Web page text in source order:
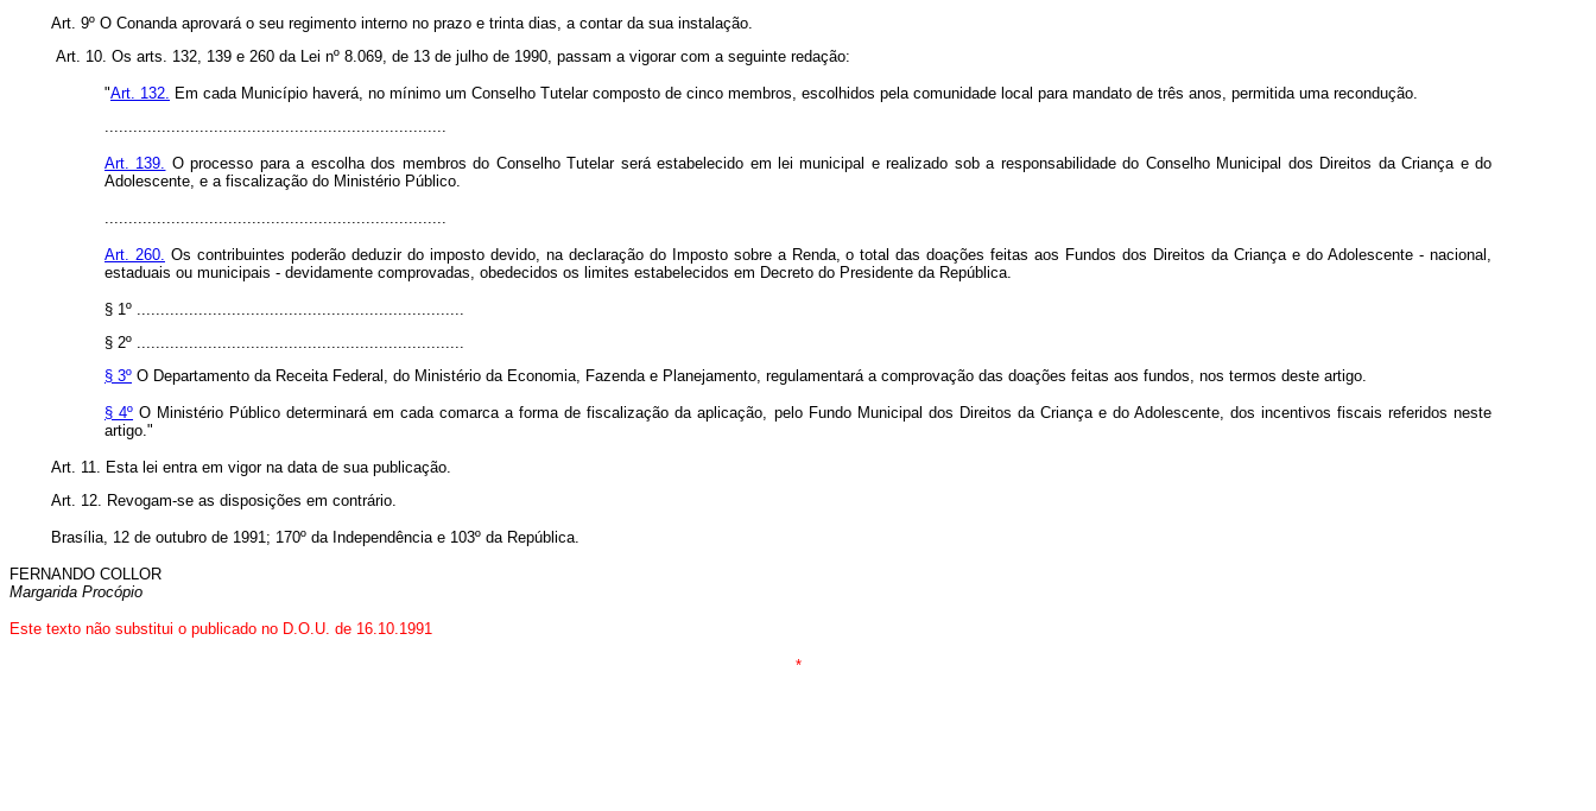
Art. 9º O Conanda aprovará o seu regimento interno no prazo e trinta dias, a contar da sua instalação.
Art. 10. Os arts. 132, 139 e 260 da Lei nº 8.069, de 13 de julho de 1990, passam a vigorar com a seguinte redação:
"Art. 132. Em cada Município haverá, no mínimo um Conselho Tutelar composto de cinco membros, escolhidos pela comunidade local para mandato de três anos, permitida uma recondução.
........................................................................
Art. 139. O processo para a escolha dos membros do Conselho Tutelar será estabelecido em lei municipal e realizado sob a responsabilidade do Conselho Municipal dos Direitos da Criança e do
Adolescente, e a fiscalização do Ministério Público.
........................................................................
Art. 260. Os contribuintes poderão deduzir do imposto devido, na declaração do Imposto sobre a Renda, o total das doações feitas aos Fundos dos Direitos da Criança e do Adolescente - nacional,
estaduais ou municipais - devidamente comprovadas, obedecidos os limites estabelecidos em Decreto do Presidente da República.
§ 1º .....................................................................
§ 2º .....................................................................
§ 3º O Departamento da Receita Federal, do Ministério da Economia, Fazenda e Planejamento, regulamentará a comprovação das doações feitas aos fundos, nos termos deste artigo.
§ 4º O Ministério Público determinará em cada comarca a forma de fiscalização da aplicação, pelo Fundo Municipal dos Direitos da Criança e do Adolescente, dos incentivos fiscais referidos neste
artigo."
Art. 11. Esta lei entra em vigor na data de sua publicação.
Art. 12. Revogam-se as disposições em contrário.
Brasília, 12 de outubro de 1991; 170º da Independência e 103º da República.
FERNANDO COLLOR
Margarida Procópio
Este texto não substitui o publicado no D.O.U. de 16.10.1991
*